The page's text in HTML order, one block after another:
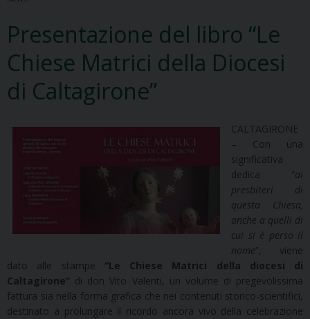
Presentazione del libro “Le
Chiese Matrici della Diocesi
di Caltagirone”
CALTAGIRONE
– Con una
significativa
dedica “ai
presbiteri di
questa Chiesa,
anche a quelli di
cui si è perso il
nome”, viene
dato alle stampe “Le Chiese Matrici della diocesi di
Caltagirone” di don Vito Valenti, un volume di pregevolissima
fattura sia nella forma grafica che nei contenuti storico-scientifici,
destinato a prolungare il ricordo ancora vivo della celebrazione